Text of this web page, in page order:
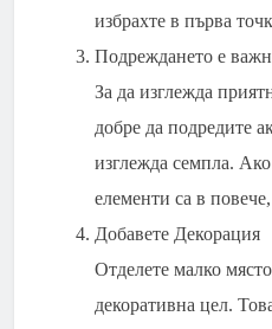
избрахте в първа
Подреждането е
За да изглежда
добре да подредите
изглежда семпла.
елементи са в
Добавете Декорация
Отделете малко
декоративна цел.